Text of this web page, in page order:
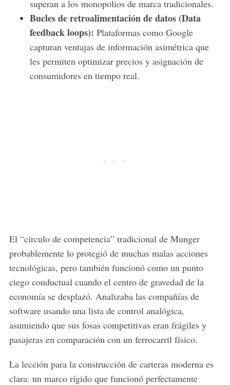
superan a los monopolios de marca tradicionales.
Bucles de retroalimentación de datos (Data
feedback loops): Plataformas como Google
capturan ventajas de información asimétrica que
les permiten optimizar precios y asignación de
consumidores en tiempo real.
El “círculo de competencia” tradicional de Munger
probablemente lo protegió de muchas malas acciones
tecnológicas, pero también funcionó como un punto
ciego conductual cuando el centro de gravedad de la
economía se desplazó. Analizaba las compañías de
software usando una lista de control analógica,
asumiendo que sus fosas competitivas eran frágiles y
pasajeras en comparación con un ferrocarril físico.
La lección para la construcción de carteras moderna es
clara: un marco rígido que funcionó perfectamente